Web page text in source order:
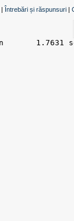
| Întrebări și răspunsuri |
randat în